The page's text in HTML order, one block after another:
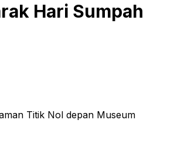
Hari Sumpah
Titik Nol depan Museum